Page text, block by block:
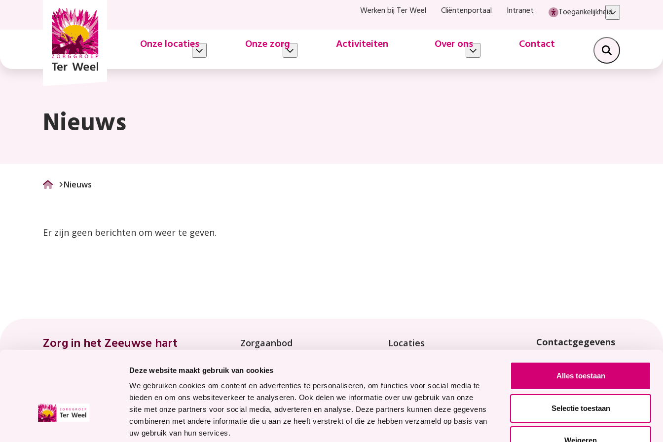
Deze website maakt gebruik van cookies
We gebruiken cookies om content en advertenties te personaliseren, om functies voor social media te
bieden en om ons websiteverkeer te analyseren. Ook delen we informatie over uw gebruik van onze
site met onze partners voor social media, adverteren en analyse. Deze partners kunnen deze gegevens
combineren met andere informatie die u aan ze heeft verstrekt of die ze hebben verzameld op basis van
uw gebruik van hun services.
Alles toestaan
Selectie toestaan
Weigeren
Werken bij Ter Weel Cliëntenportaal Intranet Toegankelijkheid
Onze locaties Onze zorg Activiteiten Over ons Contact
Nieuws
Nieuws
Nieuws
Er zijn geen berichten om weer te geven.
Zorg in het Zeeuwse hart
8.7
Waardering voor
Bekijk waarderingen
Zorgaanbod
Tijdelijke zorg
Locaties
Snel naar
Contact
Werken bij
Bekijk hier onze vacatures
Contactgegevens
4462 AV Goes
Logo
Facebook
Logo
LinkedIn
Logo
YouTube
Logo
Instagram